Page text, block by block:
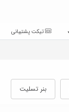
تیکت پشتیبانی
بنر تسلیت